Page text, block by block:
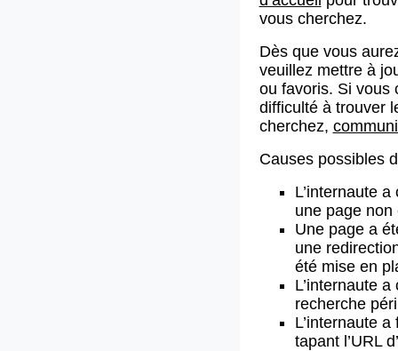
vous cherchez.
Dès que vous
veuillez mettre à
ou favoris. Si vous
difficulté à trouver
cherchez,
Causes possibles
L’internaute
une page non
Une page a
une
été mise en
L’internaute
recherche
L’internaute
tapant l’URL